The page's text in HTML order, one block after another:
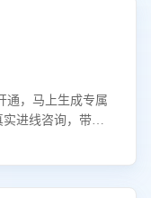
通，马上生成专属
进线咨询，带您